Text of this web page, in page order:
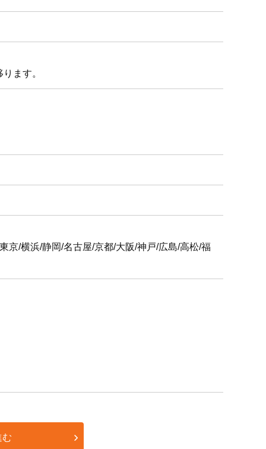
ます。
/京都/大阪/神戸/広島/高松/福
む